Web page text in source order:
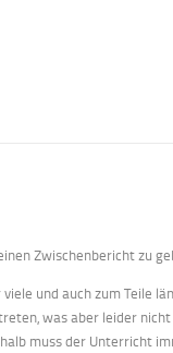
Zwischenbericht zu
und auch zum Teile
was aber leider
muss der Unterricht